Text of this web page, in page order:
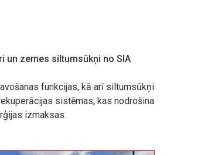
un zemes siltumsūkņi no SIA
funkcijas, kā arī siltumsūkņi
sistēmas, kas nodrošina
izmaksas.